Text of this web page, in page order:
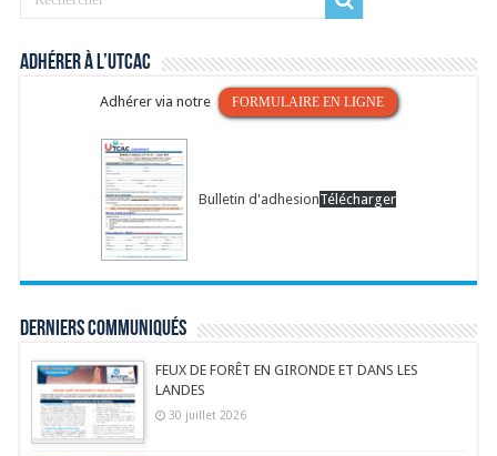
Adhérer à l’UTCAC
Adhérer via notre FORMULAIRE EN LIGNE
Bulletin d'adhesionTélécharger
Derniers communiqués
FEUX DE FORÊT EN GIRONDE ET DANS LES
LANDES
30 juillet 2026